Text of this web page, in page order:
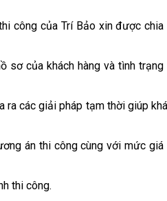
công của Trí Bảo xin được chia
sơ của khách hàng và tình trạng
các giải pháp tạm thời giúp
án thi công cùng với mức giá
thi công.